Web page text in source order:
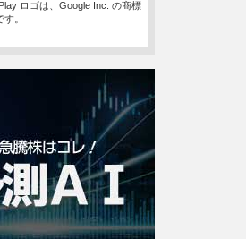
ロゴは、Google Inc. の商標
す。